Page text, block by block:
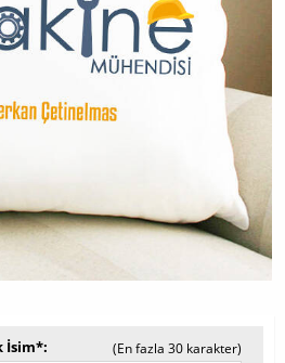
İsim* (En fazla 30 karakter)